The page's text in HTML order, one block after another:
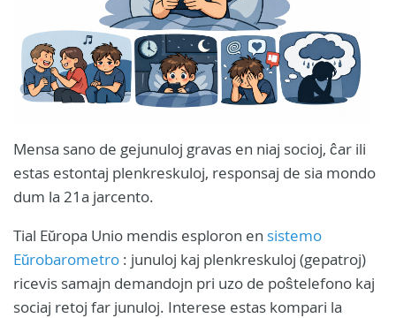
Mensa sano de gejunuloj gravas en niaj socioj, ĉar ili
estas estontaj plenkreskuloj, responsaj de sia mondo
dum la 21a jarcento.
Tial Eŭropa Unio mendis esploron en sistemo
Eŭrobarometro : junuloj kaj plenkreskuloj (gepatroj)
ricevis samajn demandojn pri uzo de poŝtelefono kaj
sociaj retoj far junuloj. Interese estas kompari la